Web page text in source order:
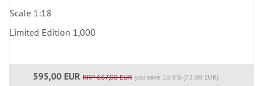
Scale 1:18
Limited Edition 1,000
595,00 EUR RRP 667,00 EUR you save 10.8% (72,00 EUR)